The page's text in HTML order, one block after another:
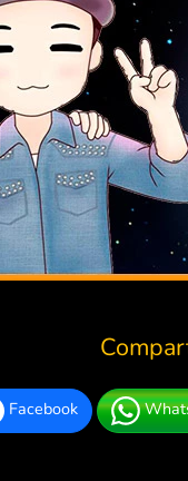
Facebook